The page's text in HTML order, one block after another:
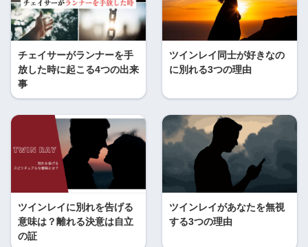
チェイサーがランナーを手
放した時に起こる4つの出来
事
ツインレイ同士が好きなの
に別れる3つの理由
ツインレイに別れを告げる
意味は？離れる決意は自立
の証
ツインレイがあなたを無視
する3つの理由